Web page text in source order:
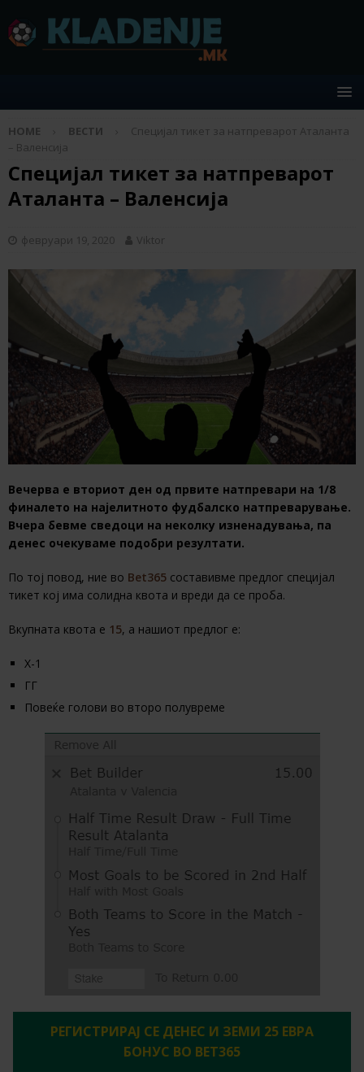
HOME ВЕСТИ
Специјал тикет за натпреварот Аталанта
– Валенсија
Специјал тикет за натпреварот
Аталанта – Валенсија
февруари 19, 2020 Viktor
Вечерва е вториот ден од првите натпревари на 1/8
финалето на најелитното фудбалско натпреварување.
Вчера бевме сведоци на неколку изненадувања, па
денес очекуваме подобри резултати.
По тој повод, ние во Bet365 составивме предлог специјал
тикет кој има солидна квота и вреди да се проба.
Вкупната квота е 15, а нашиот предлог е:
Х-1
ГГ
Повеќе голови во второ полувреме
РЕГИСТРИРАЈ СЕ ДЕНЕС И ЗЕМИ 25 ЕВРА
БОНУС ВО BET365